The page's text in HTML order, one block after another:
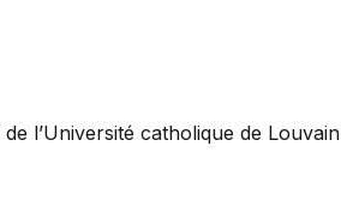
de l’Université catholique de Louvain